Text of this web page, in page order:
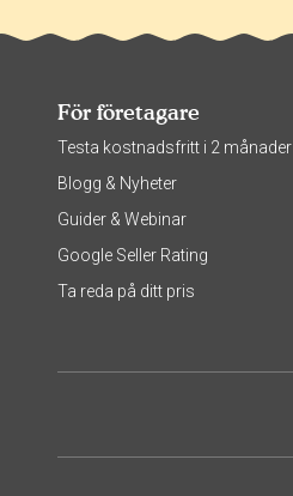
För företagare
Testa kostnadsfritt i 2 månader
Blogg & Nyheter
Guider & Webinar
Google Seller Rating
Ta reda på ditt pris